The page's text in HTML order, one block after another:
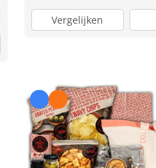
Vergelijken